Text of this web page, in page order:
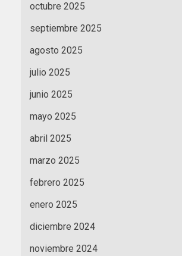
octubre 2025
septiembre 2025
agosto 2025
julio 2025
junio 2025
mayo 2025
abril 2025
marzo 2025
febrero 2025
enero 2025
diciembre 2024
noviembre 2024